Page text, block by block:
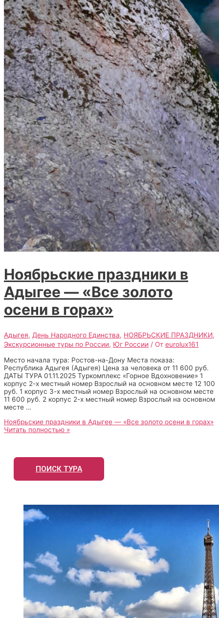
Ноябрьские праздники в
Адыгее — «Все золото
осени в горах»
Адыгея, День Народного Единства, НОЯБРЬСКИЕ ПРАЗДНИКИ,
Экскурсионные туры по России, Юг России / От eurolux161
Место начала тура: Ростов-на-Дону Места показа:
Республика Адыгея (Адыгея) Цена за человека от 11 600 руб.
ДАТЫ ТУРА 01.11.2025 Туркомплекс «Горное Вдохновение» 1
корпус 2-х местный номер Взрослый на основном месте 12 100
руб. 1 корпус 3-х местный номер Взрослый на основном месте
11 600 руб. 2 корпус 2-х местный номер Взрослый на основном
месте …
Ноябрьские праздники в Адыгее — «Все золото осени в горах»
Читать полностью »
ПОИСК ТУРА